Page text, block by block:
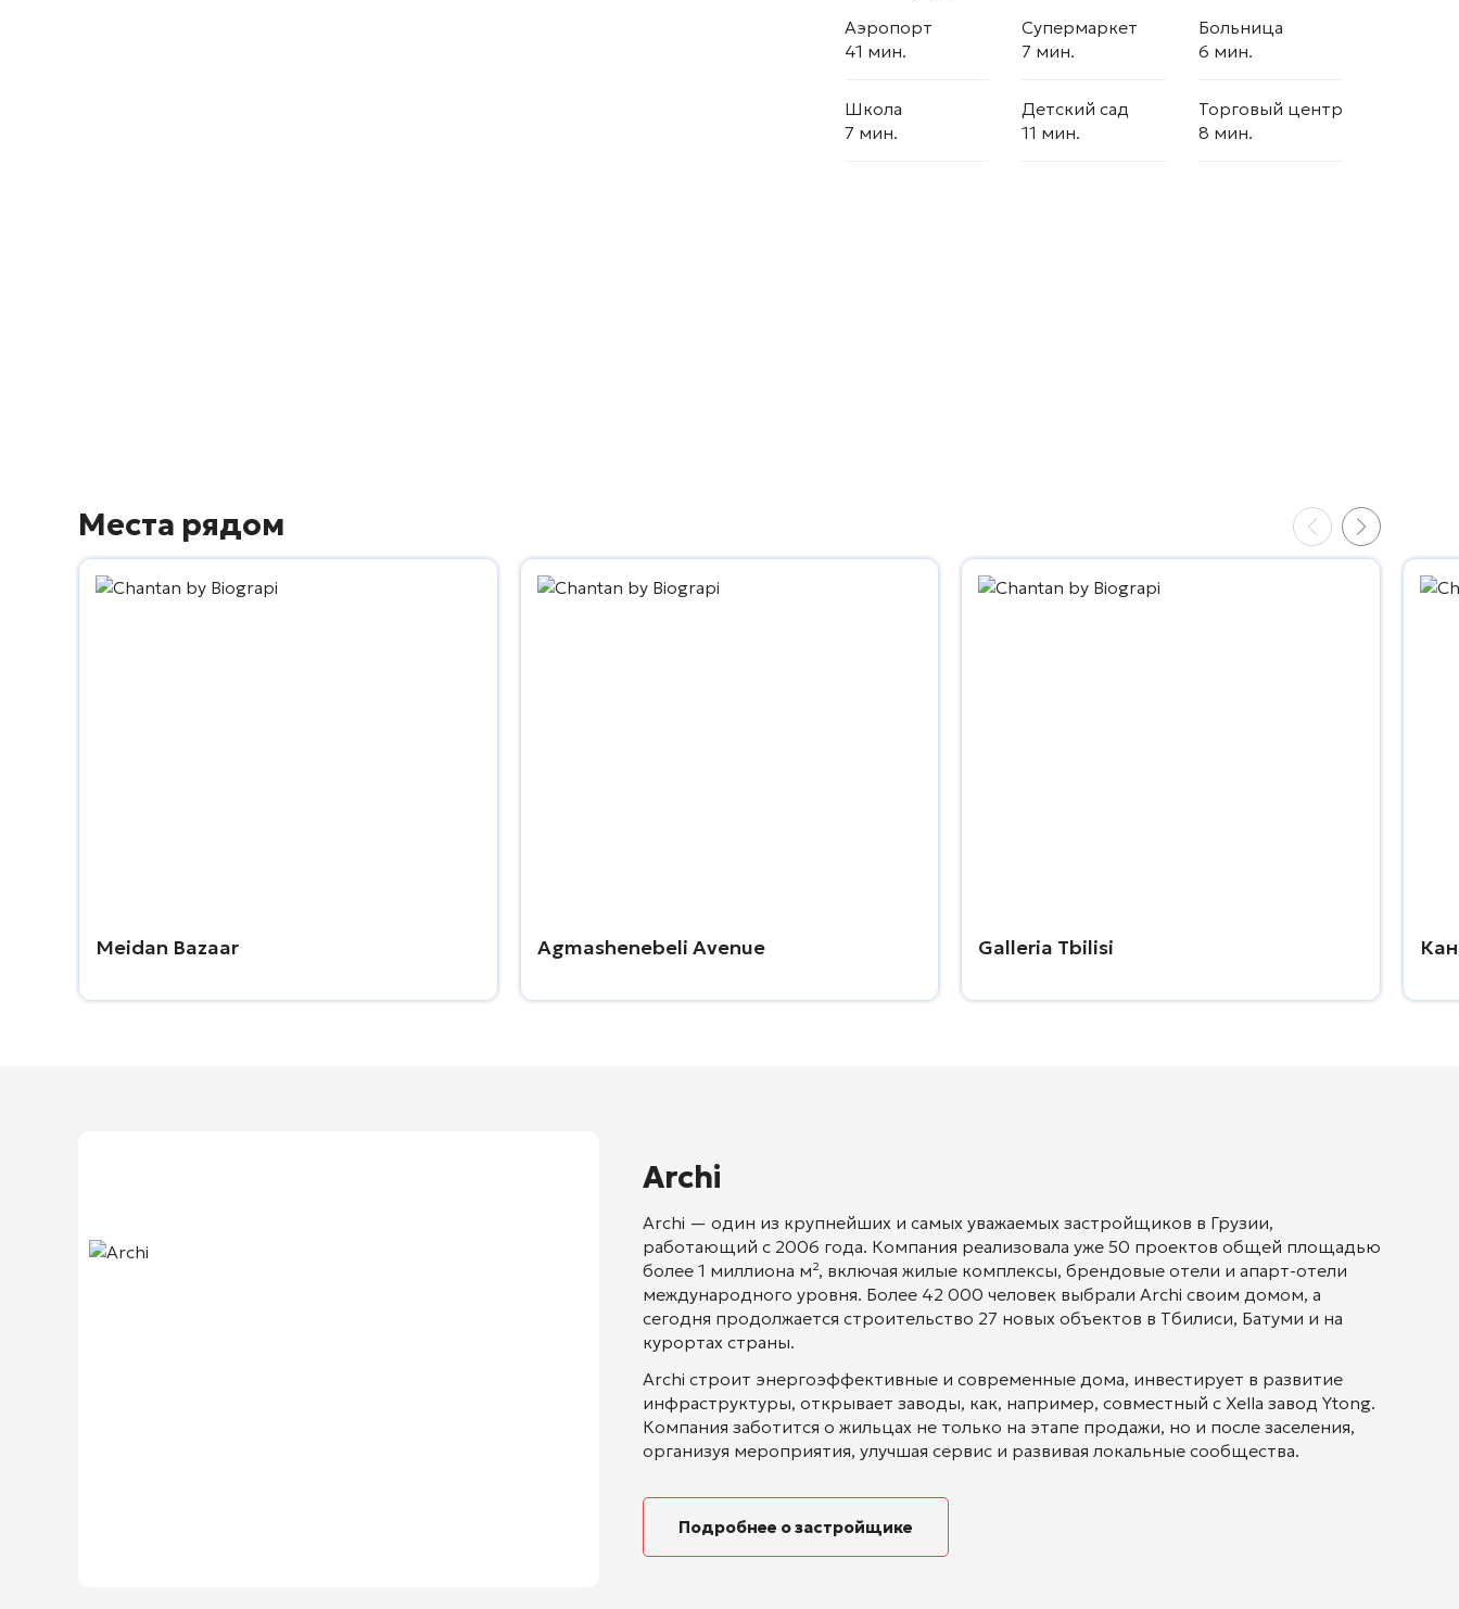
Аэропорт
41 мин.
Супермаркет
7 мин.
Больница
6 мин.
Школа
7 мин.
Детский сад
11 мин.
Торговый центр
8 мин.
Места рядом
Meidan Bazaar Agmashenebeli Avenue Galleria Tbilisi
Archi
Archi — один из крупнейших и самых уважаемых застройщиков в Грузии,
работающий с 2006 года. Компания реализовала уже 50 проектов общей площадью
более 1 миллиона м², включая жилые комплексы, брендовые отели и апарт-отели
международного уровня. Более 42 000 человек выбрали Archi своим домом, а
сегодня продолжается строительство 27 новых объектов в Тбилиси, Батуми и на
курортах страны.
Archi строит энергоэффективные и современные дома, инвестирует в развитие
инфраструктуры, открывает заводы, как, например, совместный с Xella завод Ytong.
Компания заботится о жильцах не только на этапе продажи, но и после заселения,
организуя мероприятия, улучшая сервис и развивая локальные сообщества.
Подробнее о застройщике